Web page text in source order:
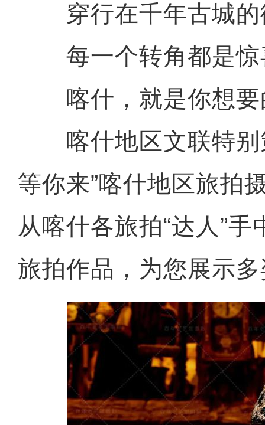
穿行在千年古城的
每一个转角都是惊
喀什，就是你想要
喀什地区文联特别
等你来”喀什地区旅拍
从喀什各旅拍“达人”
旅拍作品，为您展示